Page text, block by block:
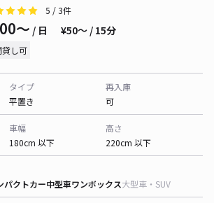
5 / 3件
〜 / 日 ¥50〜 / 15分
貸し可
タイプ
平置き
再入庫
可
車幅
180cm 以下
高さ
220cm 以下
パクトカー中型車ワンボックス大型車・SUV